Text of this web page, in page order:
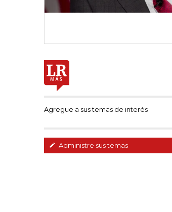
Agregue a sus temas de interés
Administre sus temas